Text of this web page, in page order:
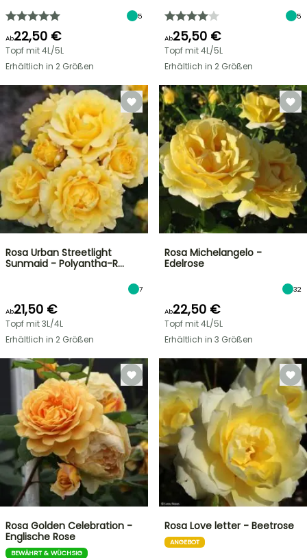
5
Ab22,50 €
Topf mit 4L/5L
Erhältlich in 2 Größen
5
Ab25,50 €
Topf mit 4L/5L
Erhältlich in 2 Größen
Rosa Urban Streetlight
Sunmaid - Polyantha-R…
7
Ab21,50 €
Topf mit 3L/4L
Erhältlich in 2 Größen
Rosa Michelangelo -
Edelrose
32
Ab22,50 €
Topf mit 4L/5L
Erhältlich in 3 Größen
Rosa Golden Celebration -
Englische Rose
BEWÄHRT & WÜCHSIG
Rosa Love letter - Beetrose
ANGEBOT